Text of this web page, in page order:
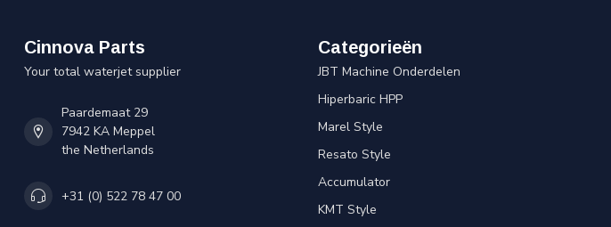
Cinnova Parts
Your total waterjet supplier
Paardemaat 29
7942 KA Meppel
the Netherlands
+31 (0) 522 78 47 00
Categorieën
JBT Machine Onderdelen
Hiperbaric HPP
Marel Style
Resato Style
Accumulator
KMT Style